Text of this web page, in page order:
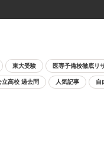
東大受験 医専予備校徹底リ
立高校 過去問 人気記事 自